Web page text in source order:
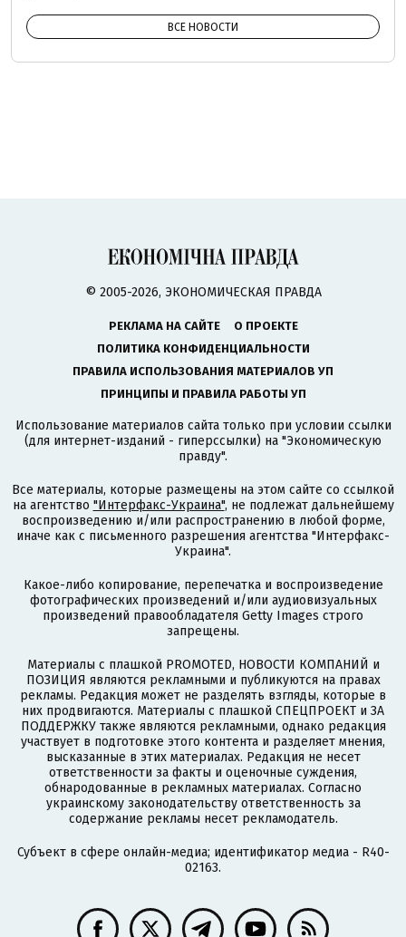
ВСЕ НОВОСТИ
© 2005-2026, ЭКОНОМИЧЕСКАЯ ПРАВДА
РЕКЛАМА НА САЙТЕ
О ПРОЕКТЕ
ПОЛИТИКА КОНФИДЕНЦИАЛЬНОСТИ
ПРАВИЛА ИСПОЛЬЗОВАНИЯ МАТЕРИАЛОВ УП
ПРИНЦИПЫ И ПРАВИЛА РАБОТЫ УП
Использование материалов сайта только при условии ссылки
(для интернет-изданий - гиперссылки) на "Экономическую
правду".
Все материалы, которые размещены на этом сайте со ссылкой
на агентство "Интерфакс-Украина", не подлежат дальнейшему
воспроизведению и/или распространению в любой форме,
иначе как с письменного разрешения агентства "Интерфакс-
Украина".
Какое-либо копирование, перепечатка и воспроизведение
фотографических произведений и/или аудиовизуальных
произведений правообладателя Getty Images строго
запрещены.
Материалы с плашкой PROMOTED, НОВОСТИ КОМПАНИЙ и
ПОЗИЦИЯ являются рекламными и публикуются на правах
рекламы. Редакция может не разделять взгляды, которые в
них продвигаются. Материалы с плашкой СПЕЦПРОЕКТ и ЗА
ПОДДЕРЖКУ также являются рекламными, однако редакция
участвует в подготовке этого контента и разделяет мнения,
высказанные в этих материалах. Редакция не несет
ответственности за факты и оценочные суждения,
обнародованные в рекламных материалах. Согласно
украинскому законодательству ответственность за
содержание рекламы несет рекламодатель.
Субъект в сфере онлайн-медиа; идентификатор медиа - R40-
02163.